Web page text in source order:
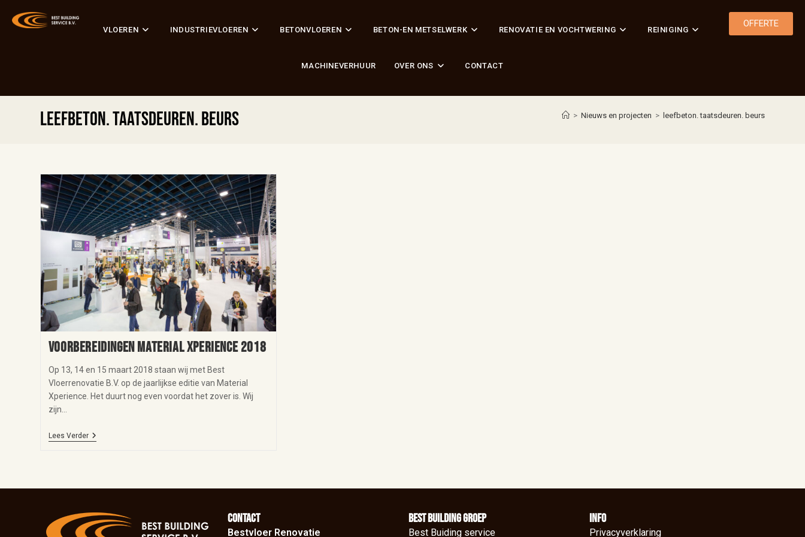
VLOEREN INDUSTRIEVLOEREN BETONVLOEREN BETON-EN METSELWERK RENOVATIE EN VOCHTWERING REINIGING
MACHINEVERHUUR OVER ONS CONTACT
OFFERTE
leefbeton. taatsdeuren. beurs > Nieuws en projecten > leefbeton. taatsdeuren. beurs
Voorbereidingen Material Xperience 2018
Op 13, 14 en 15 maart 2018 staan wij met Best
Vloerrenovatie B.V. op de jaarlijkse editie van Material
Xperience. Het duurt nog even voordat het zover is. Wij
zijn…
Lees Verder
Contact
Bestvloer Renovatie
BEst Building groep
Best Buiding service
Info
Privacyverklaring